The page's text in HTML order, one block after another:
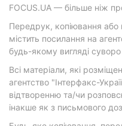
FOCUS.UA — більше ніж
Передрук, копіювання або
містить посилання на
будь-якому вигляді суворо
Всі матеріали, які
агентство "Інтерфакс-
відтворенню та/чи
інакше як з письмового